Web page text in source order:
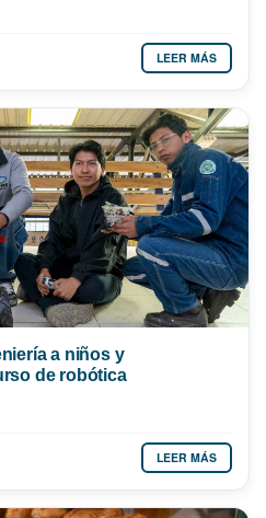
LEER MÁS
a niños y
de robótica
LEER MÁS